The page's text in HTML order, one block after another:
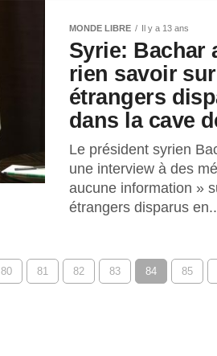
MONDE LIBRE Il y a 13 ans
Syrie: Bachar
rien savoir
étrangers
dans la cave
Le président syrien
une interview à des
aucune information »
étrangers disparus
80 81 82 83 84 85